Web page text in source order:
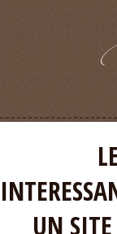
LE
UN SITE